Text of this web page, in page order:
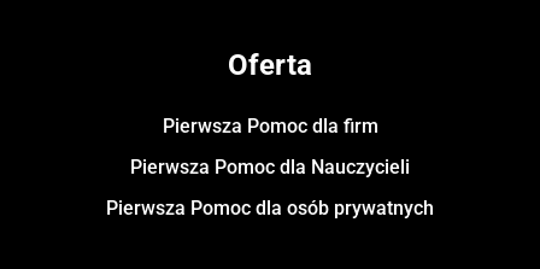
Oferta
Pierwsza Pomoc dla firm
Pierwsza Pomoc dla Nauczycieli
Pierwsza Pomoc dla osób prywatnych